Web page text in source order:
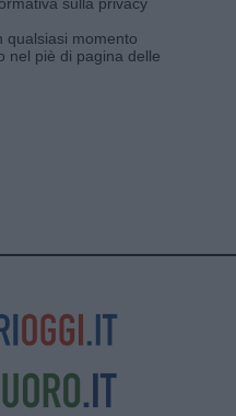
qualsiasi momento
nel piè di pagina delle